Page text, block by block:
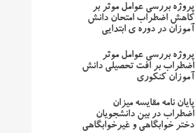
پروژه بررسی عوامل موثر بر
کاهش اضطراب امتحان دانش
آموزان در دوره ی ابتدایی
پروژه بررسی عوامل موثر
اضطراب بر افت تحصیلی دانش
آموزان کنکوری
پایان نامه مقایسه میزان
اضطراب در بین دانشجویان
دختر خوابگاهی و غیرخوابگاهی